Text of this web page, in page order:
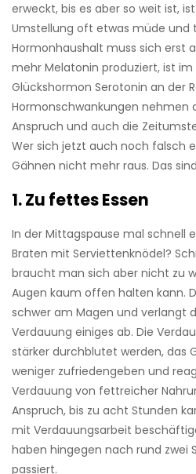
erweckt, bis es aber so weit ist,
Umstellung oft etwas müde und
Hormonhaushalt muss sich erst
mehr Melatonin produziert, ist im
Glückshormon Serotonin an der
Hormonschwankungen nehmen
Anspruch und auch die
Wer sich jetzt auch noch falsch
Gähnen nicht mehr raus. Das
1. Zu fettes Essen
In der Mittagspause mal schnell
Braten mit Serviettenknödel?
braucht man sich aber nicht zu
Augen kaum offen halten kann.
schwer am Magen und verlangt
Verdauung einiges ab. Die
stärker durchblutet werden, das
weniger zufriedengeben und
Verdauung von fettreicher
Anspruch, bis zu acht Stunden
mit Verdauungsarbeit
haben hingegen nach rund zwei
passiert.